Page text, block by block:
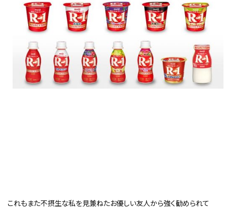
これもまた不摂生な私を見兼ねたお優しい友人から強く勧められて